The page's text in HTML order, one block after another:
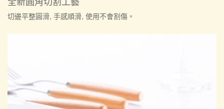
切邊平整圓滑, 手感順滑, 使用不會割傷。